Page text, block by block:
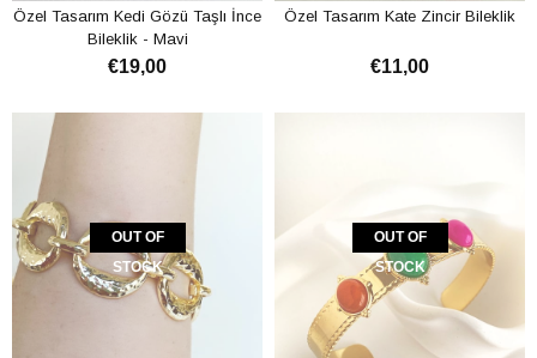
Özel Tasarım Kedi Gözü Taşlı İnce
Bileklik - Mavi
€19,00
Özel Tasarım Kate Zincir Bileklik
€11,00
OUT OF
STOCK
OUT OF
STOCK